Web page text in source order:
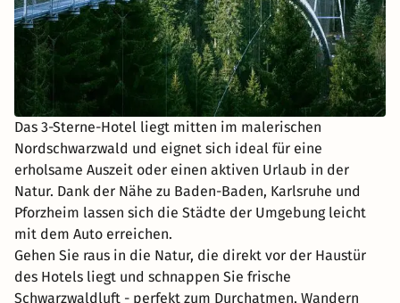
Das 3-Sterne-Hotel liegt mitten im malerischen
Nordschwarzwald und eignet sich ideal für eine
erholsame Auszeit oder einen aktiven Urlaub in der
Natur. Dank der Nähe zu Baden-Baden, Karlsruhe und
Pforzheim lassen sich die Städte der Umgebung leicht
mit dem Auto erreichen.
Gehen Sie raus in die Natur, die direkt vor der Haustür
des Hotels liegt und schnappen Sie frische
Schwarzwaldluft - perfekt zum Durchatmen, Wandern